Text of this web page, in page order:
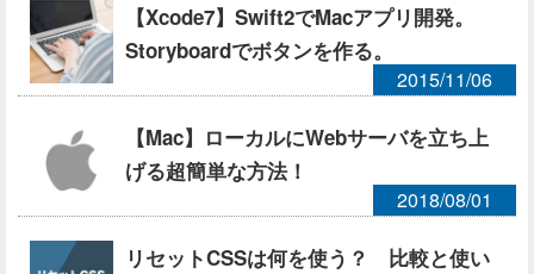
【Xcode7】Swift2でMacアプリ開発。
Storyboardでボタンを作る。
2015/11/06
【Mac】ローカルにWebサーバを立ち上
げる超簡単な方法！
2018/08/01
リセットCSSは何を使う？ 比較と使い